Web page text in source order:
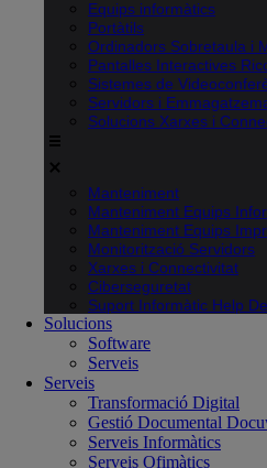
Equips informàtics
Portàtils
Ordinadors Sobretaula i
Pantalles Interactives
Sistemes de
Servidors i
Solucions Xarxes i
Manteniment
Manteniment Equips
Manteniment Equips
Monitorització Servidors
Xarxes i Connectivitat
Ciberseguretat
Suport Informàtic Help
Solucions
Software
Serveis
Serveis
Transformació Digital
Gestió Documental
Serveis Informàtics
Serveis Ofimàtics